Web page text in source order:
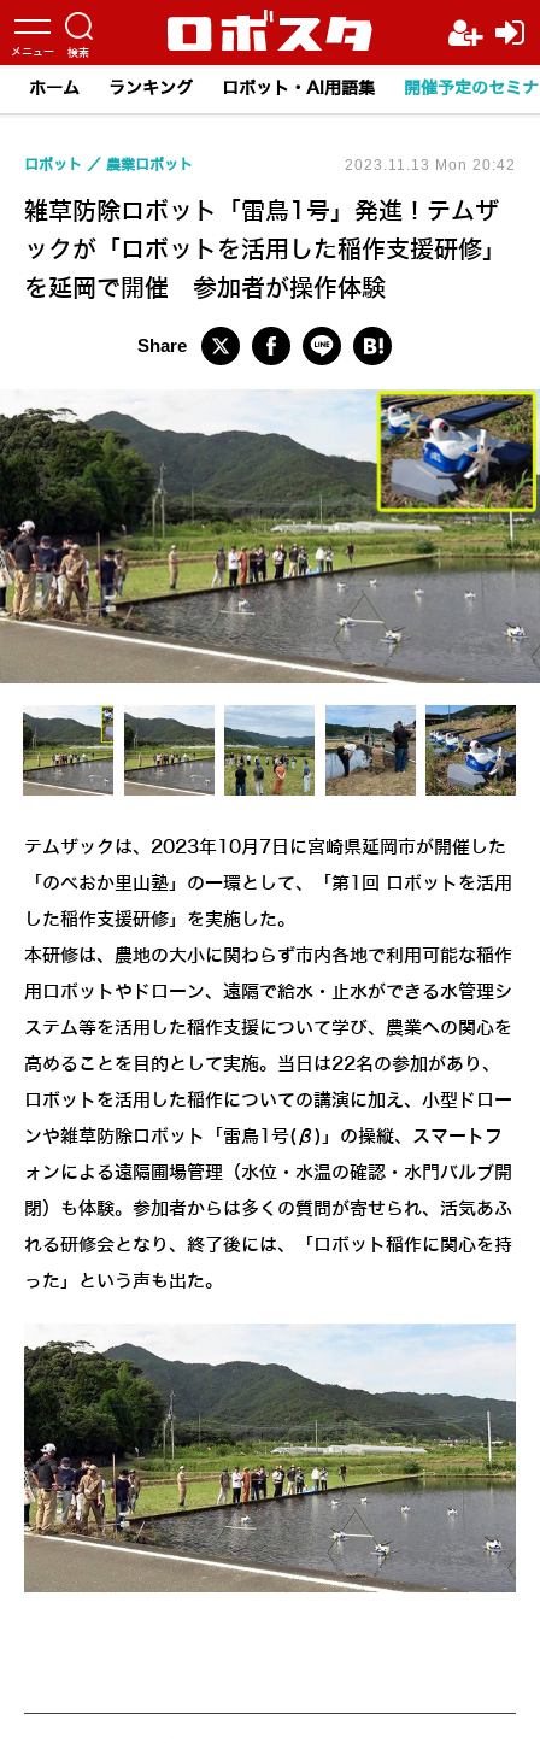
ホーム ランキング ロボット・AI用語集 開催予定のセミ
雑草防除ロボット「雷鳥1号」発進！テムザ
ックが「ロボットを活用した稲作支援研修」
を延岡で開催 参加者が操作体験
ロボット 農業ロボット 2023.11.13 Mon 20:42
テムザックは、2023年10月7日に宮崎県延岡市が開催した
「のべおか里山塾」の一環として、「第1回 ロボットを活用
した稲作支援研修」を実施した。
本研修は、農地の大小に関わらず市内各地で利用可能な稲作
用ロボットやドローン、遠隔で給水・止水ができる水管理シ
ステム等を活用した稲作支援について学び、農業への関心を
高めることを目的として実施。当日は22名の参加があり、
ロボットを活用した稲作についての講演に加え、小型ドロー
ンや雑草防除ロボット「雷鳥1号(β)」の操縦、スマートフ
ォンによる遠隔圃場管理（水位・水温の確認・水門バルブ開
閉）も体験。参加者からは多くの質問が寄せられ、活気あふ
れる研修会となり、終了後には、「ロボット稲作に関心を持
った」という声も出た。